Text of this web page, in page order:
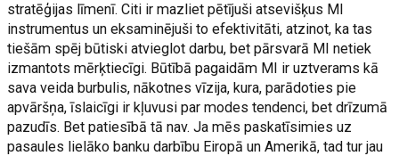
stratēģijas līmenī. Citi ir mazliet pētījuši atsevišķus MI
instrumentus un eksaminējuši to efektivitāti, atzinot, ka tas
tiešām spēj būtiski atvieglot darbu, bet pārsvarā MI netiek
izmantots mērķtiecīgi. Būtībā pagaidām MI ir uztverams kā
sava veida burbulis, nākotnes vīzija, kura, parādoties pie
apvāršņa, īslaicīgi ir kļuvusi par modes tendenci, bet drīzumā
pazudīs. Bet patiesībā tā nav. Ja mēs paskatīsimies uz
pasaules lielāko banku darbību Eiropā un Amerikā, tad tur jau